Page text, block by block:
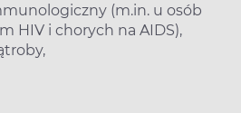
(m.in. u osób
HIV i chorych na AIDS),